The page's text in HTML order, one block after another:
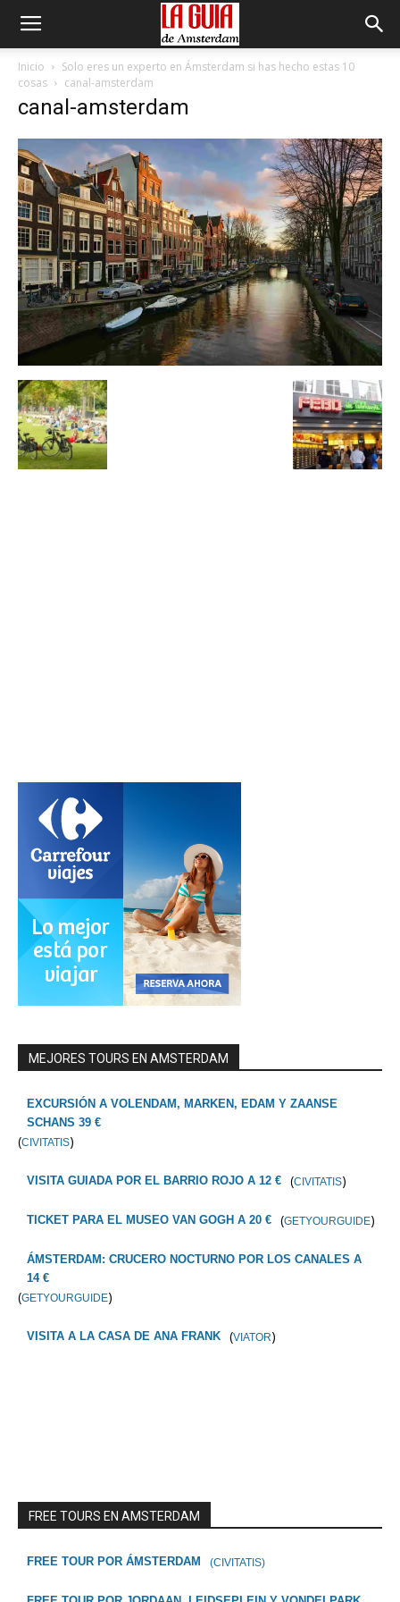
Inicio
Solo eres un experto en Ámsterdam si has hecho estas 10
cosas
canal-amsterdam
canal-amsterdam
MEJORES TOURS EN AMSTERDAM
EXCURSIÓN A VOLENDAM, MARKEN, EDAM Y ZAANSE
SCHANS 39 €
(CIVITATIS)
VISITA GUIADA POR EL BARRIO ROJO A 12 € (CIVITATIS)
TICKET PARA EL MUSEO VAN GOGH A 20 € (GETYOURGUIDE)
ÁMSTERDAM: CRUCERO NOCTURNO POR LOS CANALES A
14 €
(GETYOURGUIDE)
VISITA A LA CASA DE ANA FRANK (VIATOR)
FREE TOURS EN AMSTERDAM
FREE TOUR POR ÁMSTERDAM (CIVITATIS)